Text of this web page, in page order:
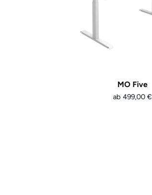
MO Five
ab 499,00 €